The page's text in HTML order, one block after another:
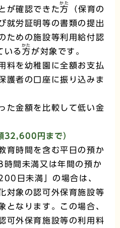
が確認できた方
かた
（保育の
就労証明等の書類の提出
ための施設等利用給付認
いる 方
かた
が対象です。
料を幼稚園に全額お支払
護者の口座に振り込みま
た金額を比較して低い金
32,600円まで）
育時間を含む平日の預か
時間未満又は年間の預か
日未満」の場合は、
対象の認可外保育施設等
となります。この場合、
可外保育施設等の利用料